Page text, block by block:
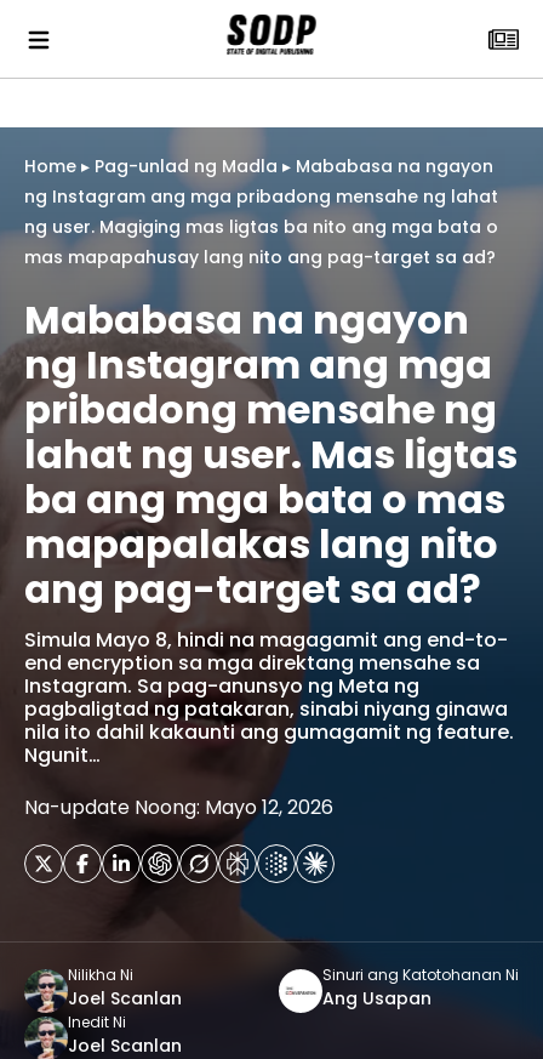
Home ▸ Pag-unlad ng Madla ▸ Mababasa na ngayon
ng Instagram ang mga pribadong mensahe ng lahat
ng user. Magiging mas ligtas ba nito ang mga bata o
mas mapapahusay lang nito ang pag-target sa ad?
Mababasa na ngayon
ng Instagram ang mga
pribadong mensahe ng
lahat ng user. Mas ligtas
ba ang mga bata o mas
mapapalakas lang nito
ang pag-target sa ad?
Simula Mayo 8, hindi na magagamit ang end-to-
end encryption sa mga direktang mensahe sa
Instagram. Sa pag-anunsyo ng Meta ng
pagbaligtad ng patakaran, sinabi niyang ginawa
nila ito dahil kakaunti ang gumagamit ng feature.
Ngunit…
Na-update Noong: Mayo 12, 2026
Nilikha Ni
Joel Scanlan
Sinuri ang Katotohanan Ni
Ang Usapan
Inedit Ni
Joel Scanlan